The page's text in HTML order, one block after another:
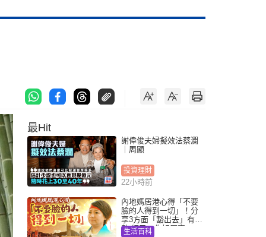
最Hit
謝偉俊夫婦擬效法蔡瀾
｜周顯
投資理財
22小時前
內地媽居港心得「不要
臉的人得到一切」！分
享3方面「豁出去」有著
數 網民：你好厲害
生活百科